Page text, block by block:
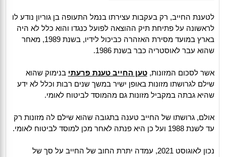
לטענת החייב, רק בעקבות עצירתו בנמל התעופה בן גוריון נודע לו
לראשונה על פתיחת תיק ההוצאה לפועל כנגדו והוא כלל לא היה
בארץ במועד מסירת האזהרה כביכול לידיו, בשנת 1989, מאחר
שהוא עבר לאוסטריה כבר בשנת 1986.
אשר לסכום המזונות,טען החייב טענת פרעתי בנימוק שהוא
שילם לגרושתו מזונות באופן ישיר במשך שנים רבות וכלל לא ידע
שהיא גבתה במקביל מזונות גם מהמוסד לביטוח לאומי.
אולם, גרושתו של החייב טענה בתגובה שהוא שילם לה מזונות רק
עד לשנת 1988 ועל כן היא פנתה לאחר מכן למוסד לביטוח לאומי.
נכון לאוגוסט 2021, עמדה יתרת החוב של החייב על סך של